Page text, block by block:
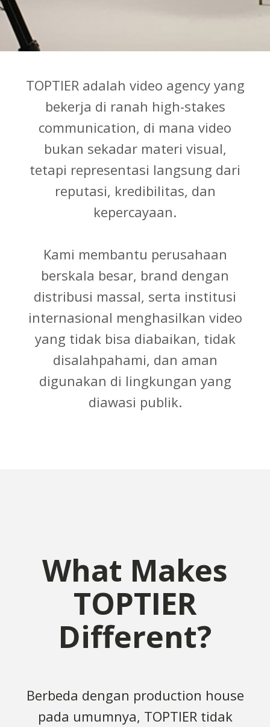
TOPTIER adalah video agency yang
bekerja di ranah high-stakes
communication, di mana video
bukan sekadar materi visual,
tetapi representasi langsung dari
reputasi, kredibilitas, dan
kepercayaan.
Kami membantu perusahaan
berskala besar, brand dengan
distribusi massal, serta institusi
internasional menghasilkan video
yang tidak bisa diabaikan, tidak
disalahpahami, dan aman
digunakan di lingkungan yang
diawasi publik.
What Makes
TOPTIER
Different?
Berbeda dengan production house
pada umumnya, TOPTIER tidak